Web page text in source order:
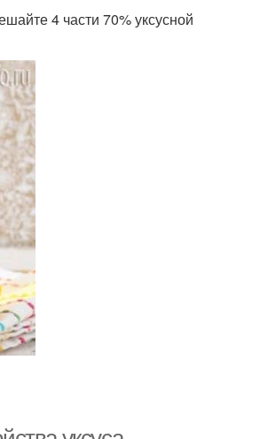
4 части 70% уксусной